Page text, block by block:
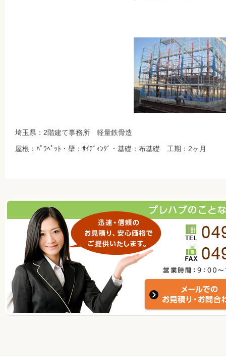
埼玉県：2階建て事務所 軽量鉄骨造
屋根：ﾊﾟﾗﾍﾟｯﾄ・壁：ｻｲﾃﾞｨﾝｸﾞ・基礎：布基礎 工期：2ヶ月